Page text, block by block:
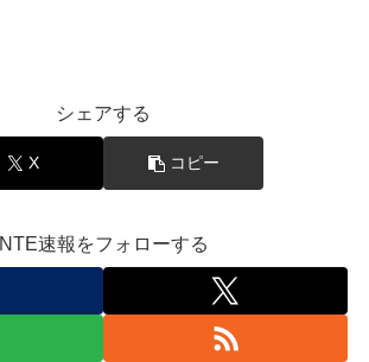
シェアする
X コピー
NTE速報をフォローする